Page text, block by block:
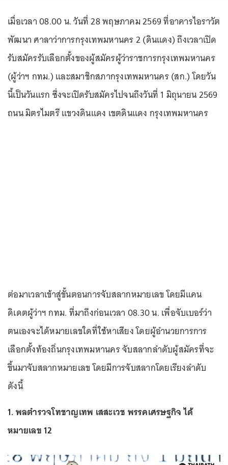
เมื่อเวลา 08.00 น. วันที่ 28 พฤษภาคม 2569 ที่อาคารไอราวัต
พัฒนา ศาลาว่าการกรุงเทพมหานคร 2 (ดินแดง) ถึงเวลาเปิด
รับสมัครรับเลือกตั้งของผู้สมัครผู้ว่าราชการกรุงเทพมหานคร
(ผู้ว่าฯ กทม.) และสมาชิกสภากรุงเทพมหานคร (สก.) โดยวัน
นี้เป็นวันแรก ซึ่งจะเปิดรับสมัครไปจนถึงวันที่ 1 มิถุนายน 2569
ถนน มิตรไมตรี แขวงดินแดง เขตดินแดง กรุงเทพมหานคร
ต่อมาเวลาเข้าสู่ขั้นตอนการจับสลากหมายเลข โดยมีแคน
ดิเดตผู้ว่าฯ กทม. ที่มาถึงก่อนเวลา 08.30 น. เพื่อจับเบอร์ว่า
ตนเองจะได้หมายเลขใดที่ใช้หาเสียง โดยผู้อำนวยการการ
เลือกตั้งท้องถิ่นกรุงเทพมหานคร จับสลากลำดับผู้สมัครที่จะ
ขึ้นมาจับสลากหมายเลข โดยมีการจับสลากโดยเรียงลำดับ
ดังนี้
1. พลตำรวจโทชาญเทพ เสสะเวช พรรคเศรษฐกิจ ได้
หมายเลข 12